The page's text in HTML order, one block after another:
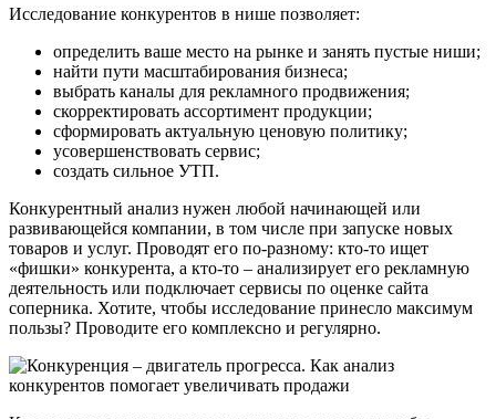
Исследование конкурентов в нише позволяет:
определить ваше место на рынке и занять пустые ниши;
найти пути масштабирования бизнеса;
выбрать каналы для рекламного продвижения;
скорректировать ассортимент продукции;
сформировать актуальную ценовую политику;
усовершенствовать сервис;
создать сильное УТП.
Конкурентный анализ нужен любой начинающей или
развивающейся компании, в том числе при запуске новых
товаров и услуг. Проводят его по-разному: кто-то ищет
«фишки» конкурента, а кто-то – анализирует его рекламную
деятельность или подключает сервисы по оценке сайта
соперника. Хотите, чтобы исследование принесло максимум
пользы? Проводите его комплексно и регулярно.